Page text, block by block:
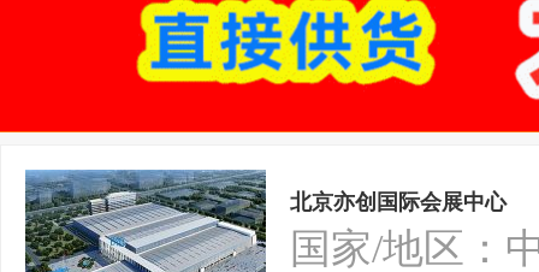
北京亦创国际会展中心
国家/地区：